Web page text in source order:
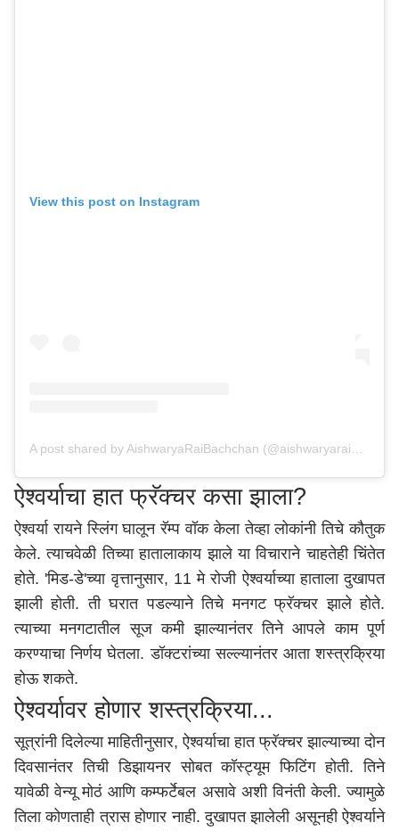
View this post on Instagram
ऐश्वर्याचा हात फ्रॅक्चर कसा झाला?
ऐश्वर्या रायने स्लिंग घालून रॅम्प वॉक केला तेव्हा लोकांनी तिचे कौतुक
केले. त्याचवेळी तिच्या हातालाकाय झाले या विचाराने चाहतेही चिंतेत
होते. 'मिड-डे'च्या वृत्तानुसार, 11 मे रोजी ऐश्वर्याच्या हाताला दुखापत
झाली होती. ती घरात पडल्याने तिचे मनगट फ्रॅक्चर झाले होते.
त्याच्या मनगटातील सूज कमी झाल्यानंतर तिने आपले काम पूर्ण
करण्याचा निर्णय घेतला. डॉक्टरांच्या सल्ल्यानंतर आता शस्त्रक्रिया
होऊ शकते.
ऐश्वर्यावर होणार शस्त्रक्रिया...
सूत्रांनी दिलेल्या माहितीनुसार, ऐश्वर्याचा हात फ्रॅक्चर झाल्याच्या दोन
दिवसानंतर तिची डिझायनर सोबत कॉस्ट्यूम फिटिंग होती. तिने
यावेळी वेन्यू मोठं आणि कम्फर्टेबल असावे अशी विनंती केली. ज्यामुळे
तिला कोणताही त्रास होणार नाही. दुखापत झालेली असूनही ऐश्वर्याने